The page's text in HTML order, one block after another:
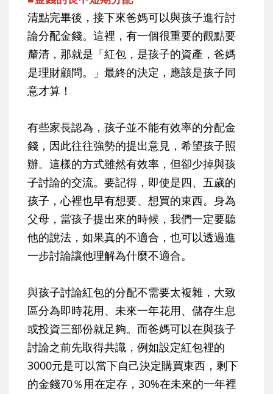
清點完畢後，接下來爸媽可以與孩子進行討
論分配金錢。這裡，有一個很重要的觀點要
釐清，那就是「紅包，是孩子的資產，爸媽
是理財顧問。」最終的決定，應該是孩子同
意才算！
有些家長認為，孩子並不能有效率的分配金
錢，因此往往強勢的提出意見，希望孩子照
辦。這樣的方式雖然有效率，但卻少掉與孩
子討論的交流。要記得，即使是四、五歲的
孩子，心裡也早有想要、想買的東西。身為
父母，當孩子提出來的時候，我們一定要聽
他的說法，如果真的不適合，也可以透過進
一步討論讓他理解為什麼不適合。
與孩子討論紅包的分配不需要太複雜，大致
區分為即時花用、未來一年花用、儲存生息
或投資三部份就足夠。而爸媽可以在與孩子
討論之前先取得共識，例如設定紅包裡的
3000元是可以當下自己決定購買東西，剩下
的金錢70％用在定存，30%在未來的一年裡